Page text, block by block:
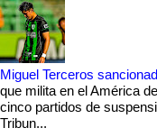
Miguel Terceros
que milita en el América
cinco partidos de
Tribun...